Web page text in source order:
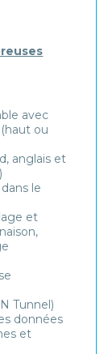
avec
ou
anglais et
le
et
Tunnel)
données
et